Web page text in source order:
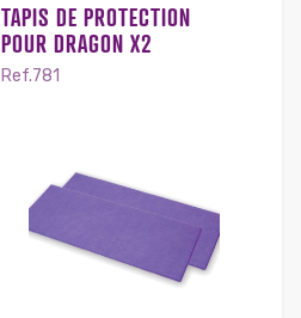
TAPIS DE PROTECTION
POUR DRAGON X2
Ref.781